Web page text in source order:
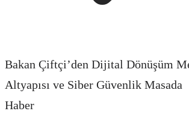
Bakan Çiftçi’den Dijital Dönüşüm
Altyapısı ve Siber Güvenlik Masada
Haber